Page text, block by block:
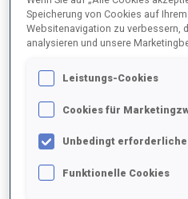
PERFORMANCE
Speicherung von Cookies auf
Websitenavigation zu verbessern,
analysieren und unsere
Leistungs-Cookies
Cookies für
Unbedingt erforderliche
Funktionelle Cookies